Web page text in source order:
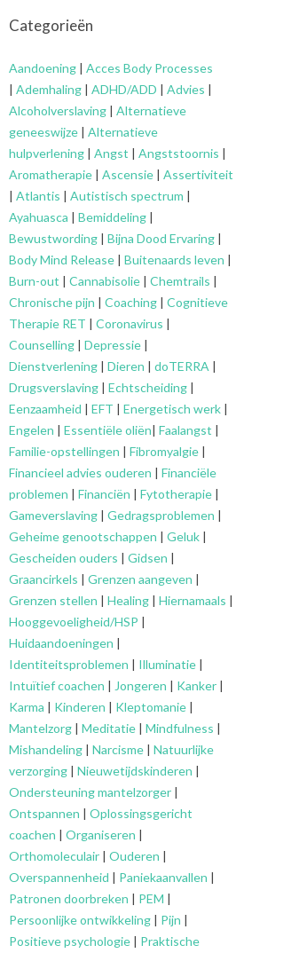
Categorieën
Aandoening | Acces Body Processes
| Ademhaling | ADHD/ADD | Advies |
Alcoholverslaving | Alternatieve
geneeswijze | Alternatieve
hulpverlening | Angst | Angststoornis |
Aromatherapie | Ascensie | Assertiviteit
| Atlantis | Autistisch spectrum |
Ayahuasca | Bemiddeling |
Bewustwording | Bijna Dood Ervaring |
Body Mind Release | Buitenaards leven |
Burn-out | Cannabisolie | Chemtrails |
Chronische pijn | Coaching | Cognitieve
Therapie RET | Coronavirus |
Counselling | Depressie |
Dienstverlening | Dieren | doTERRA |
Drugsverslaving | Echtscheiding |
Eenzaamheid | EFT | Energetisch werk |
Engelen | Essentiële oliën| Faalangst |
Familie-opstellingen | Fibromyalgie |
Financieel advies ouderen | Financiële
problemen | Financiën | Fytotherapie |
Gameverslaving | Gedragsproblemen |
Geheime genootschappen | Geluk |
Gescheiden ouders | Gidsen |
Graancirkels | Grenzen aangeven |
Grenzen stellen | Healing | Hiernamaals |
Hooggevoeligheid/HSP |
Huidaandoeningen |
Identiteitsproblemen | Illuminatie |
Intuïtief coachen | Jongeren | Kanker |
Karma | Kinderen | Kleptomanie |
Mantelzorg | Meditatie | Mindfulness |
Mishandeling | Narcisme | Natuurlijke
verzorging | Nieuwetijdskinderen |
Ondersteuningmantelzorger |
Ontspannen | Oplossingsgericht
coachen | Organiseren |
Orthomoleculair | Ouderen |
Overspannenheid | Paniekaanvallen |
Patronen doorbreken | PEM |
Persoonlijke ontwikkeling | Pijn |
Positieve psychologie | Praktische